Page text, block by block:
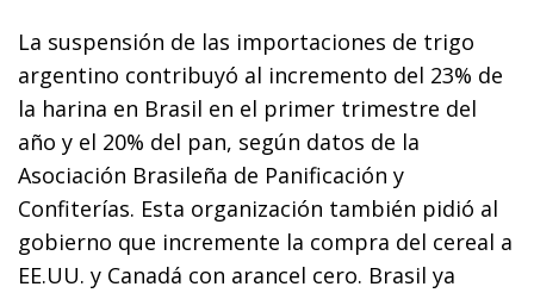
La suspensión de las importaciones de trigo
argentino contribuyó al incremento del 23% de
la harina en Brasil en el primer trimestre del
año y el 20% del pan, según datos de la
Asociación Brasileña de Panificación y
Confiterías. Esta organización también pidió al
gobierno que incremente la compra del cereal a
EE.UU. y Canadá con arancel cero. Brasil ya